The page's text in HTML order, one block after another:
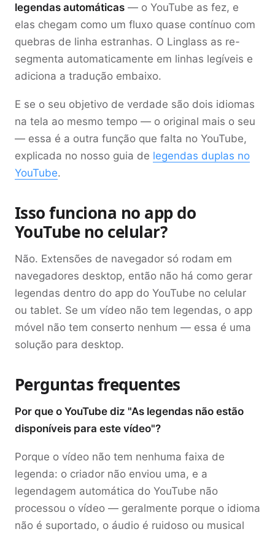
legendas automáticas — o YouTube as fez, e
elas chegam como um fluxo quase contínuo com
quebras de linha estranhas. O Linglass as re-
segmenta automaticamente em linhas legíveis e
adiciona a tradução embaixo.
E se o seu objetivo de verdade são dois idiomas
na tela ao mesmo tempo — o original mais o seu
— essa é a outra função que falta no YouTube,
explicada no nosso guia de legendas duplas no
YouTube.
Isso funciona no app do
YouTube no celular?
Não. Extensões de navegador só rodam em
navegadores desktop, então não há como gerar
legendas dentro do app do YouTube no celular
ou tablet. Se um vídeo não tem legendas, o app
móvel não tem conserto nenhum — essa é uma
solução para desktop.
Perguntas frequentes
Por que o YouTube diz "As legendas não estão
disponíveis para este vídeo"?
Porque o vídeo não tem nenhuma faixa de
legenda: o criador não enviou uma, e a
legendagem automática do YouTube não
processou o vídeo — geralmente porque o idioma
não é suportado, o áudio é ruidoso ou musical